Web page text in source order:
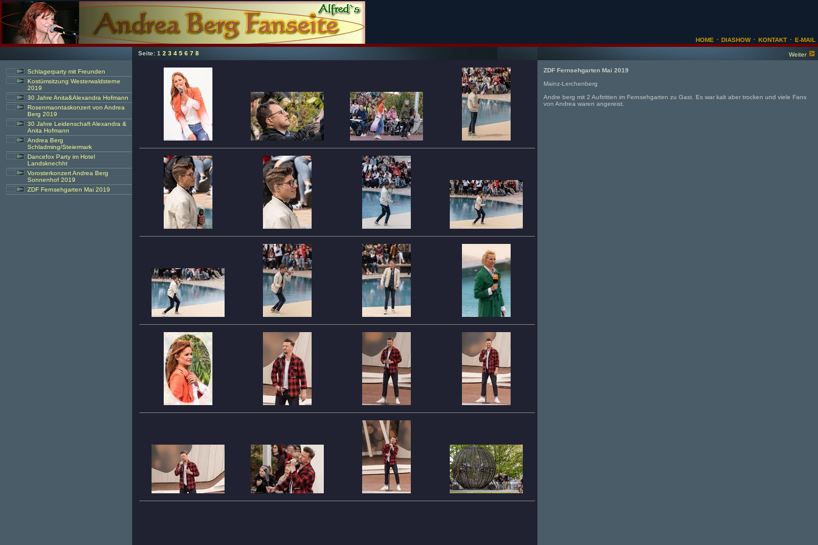
HOME · DIASHOW· KONTAKT · E-MAIL
Seite: 1 2 3 4 5 6 7 8 Weiter
Schlagerparty mit Freunden
Kostümsitzung Westerwaldsterne
2019
30 Jahre Anita&Alexandra Hofmann
Rosenmaontaskonzert von Andrea
Berg 2019
30 Jahre Leidenschaft Alexandra &
Anita Hofmann
Andrea Berg
Schladming/Steiermark
Dancefox Party im Hotel
Landsknechht
Vorosterkonzert Andrea Berg
Sonnenhof 2019
ZDF Fernsehgarten Mai 2019
ZDF Fernsehgarten Mai 2019
Mainz-Lerchenberg
Andre berg mit 2 Auftritten im Fernsehgarten zu Gast. Es war kalt aber trocken und viele Fans
von Andrea waren angereist.